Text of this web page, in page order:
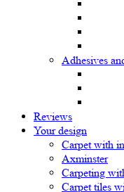
Adhesives
Reviews
Your design
Carpet with
Axminster
Carpeting
Carpet tiles